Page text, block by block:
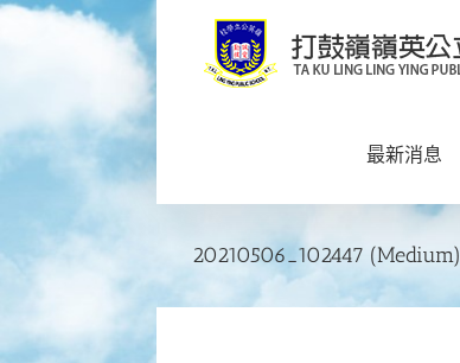
Skip
最新消息
20210506_102447 (Medium)